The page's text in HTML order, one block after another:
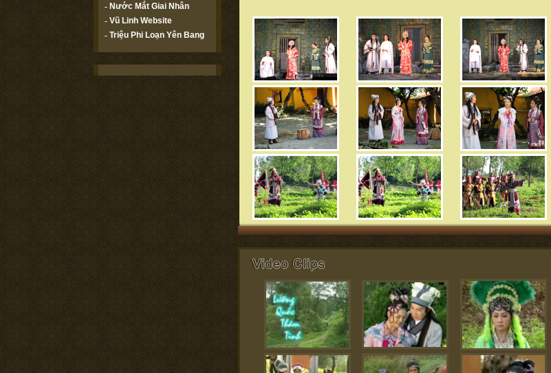
- Nước Mắt Giai Nhân
- Vũ Linh Website
- Triệu Phi Loạn Yên Bang